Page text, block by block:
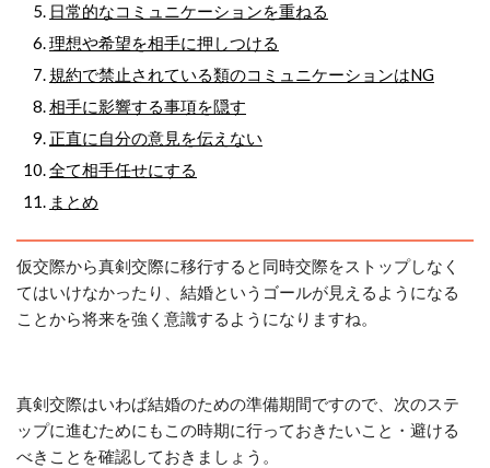
日常的なコミュニケーションを重ねる
理想や希望を相手に押しつける
規約で禁止されている類のコミュニケーションはNG
相手に影響する事項を隠す
正直に自分の意見を伝えない
全て相手任せにする
まとめ
仮交際から真剣交際に移行すると同時交際をストップしなく
てはいけなかったり、結婚というゴールが見えるようになる
ことから将来を強く意識するようになりますね。
真剣交際はいわば結婚のための準備期間ですので、次のステ
ップに進むためにもこの時期に行っておきたいこと・避ける
べきことを確認しておきましょう。